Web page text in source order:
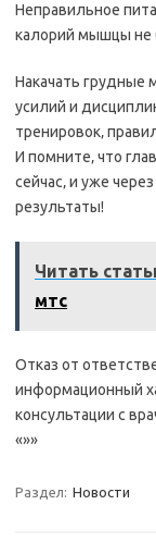
Неправильное
калорий мышцы не
Накачать грудные
усилий и
тренировок‚
И помните‚ что
сейчас‚ и уже
результаты!
Читать
мтс
Отказ от
информационный
консультации с
«»»
Раздел: Новости